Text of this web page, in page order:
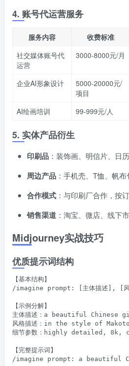
4. 账号代运营服务
服务内容 收费标准
社交媒体账号代
运营
3000-8000元/月
企业AI形象设计
5000-20000元/
项目
AI绘画培训 99-999元/人
5. 实体产品衍生
印刷品 ：装饰画、明信片、日历
周边产品 ：手机壳、T恤、帆布
合作模式 ：与印刷厂合作，按
销售渠道 ：淘宝、微店、线下
Midjourney实战技巧
优质提示词结构
【基本结构】
/imagine prompt: [主体描述], [风
【示例分解】
主体描述：a beautiful
风格描述：in the style of
细节参数：highly detailed,
【完整提示词】